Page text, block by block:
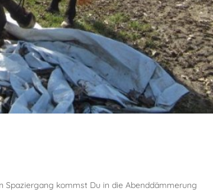
Spaziergang kommst Du in die Abenddämmerung